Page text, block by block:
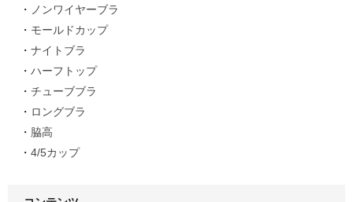
ノンワイヤーブラ
モールドカップ
ナイトブラ
ハーフトップ
チューブブラ
ロングブラ
脇高
4/5カップ